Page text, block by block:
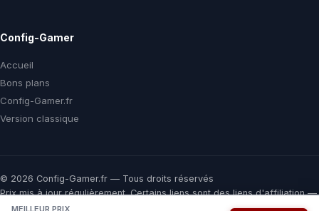
MEILLEUR PRIX
Config-Gamer
Accueil
Bons plans
Config-Gamer.fr
Version classique
© 2026 Config-Gamer.fr — Tous droits réservés
Prix mis à jour régulièrement. Certains liens sont des liens d'affiliation —
vous payez le même prix chez le marchand, une commission nous aide